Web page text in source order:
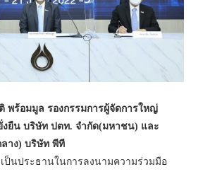
พร้อมมูล รองกรรมการผู้จัดการใหญ่
งยืน บริษัท ปตท. จำกัด(มหาชน) และ
าง) บริษัท พีที
เป็นประธานในการลงนามความร่วมมือ